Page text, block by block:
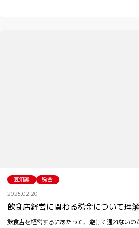
豆知識 税金
2025.02.20
飲食店経営に関わる税金について理
飲食店を経営するにあたって、避けて通れないの